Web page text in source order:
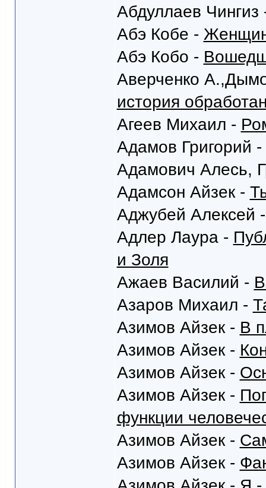
Абдуллаев
Абэ Кобе -
Абэ Кобо -
Аверченко
история
Агеев Михаил -
Адамов Григорий -
Адамович Алесь,
Адамсон Айзек -
Аджубей Алексей
Адлер Лаура -
и Золя
Ажаев Василий -
Азаров Михаил -
Азимов Айзек - В
Азимов Айзек -
Азимов Айзек -
Азимов Айзек -
функции
Азимов Айзек -
Азимов Айзек -